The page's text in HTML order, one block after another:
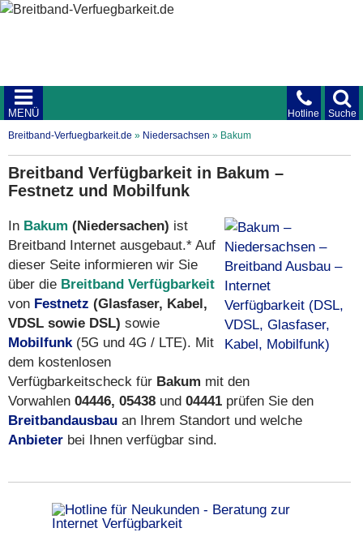
Suche
Hotline
MENÜ
Breitband-Verfuegbarkeit.de » Niedersachsen » Bakum
Breitband Verfügbarkeit in Bakum –
Festnetz und Mobilfunk
In Bakum (Niedersachen) ist
Breitband Internet ausgebaut.* Auf
dieser Seite informieren wir Sie
über die Breitband Verfügbarkeit
von Festnetz (Glasfaser, Kabel,
VDSL sowie DSL) sowie
Mobilfunk(5G und 4G / LTE). Mit
dem kostenlosen
Verfügbarkeitscheck für Bakum mit den
Vorwahlen 04446, 05438 und 04441 prüfen Sie den
Breitbandausbau an Ihrem Standort und welche
Anbieter bei Ihnen verfügbar sind.